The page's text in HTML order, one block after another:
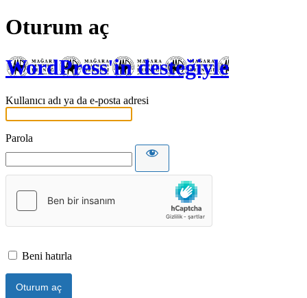
Oturum aç
WordPress'in desteğiyle
Kullanıcı adı ya da e-posta adresi
Parola
Beni hatırla